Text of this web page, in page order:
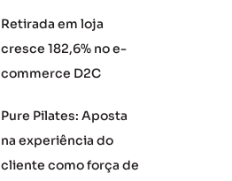
Retirada em loja
cresce 182,6% no e-
commerce D2C
Pure Pilates: Aposta
na experiência do
cliente como força de